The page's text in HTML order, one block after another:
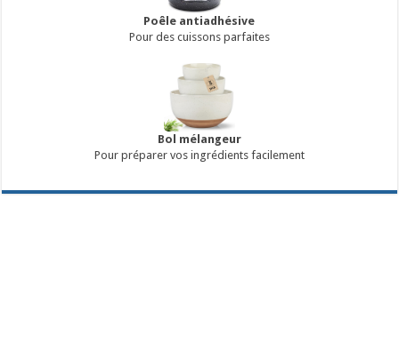
Poêle antiadhésive
Pour des cuissons parfaites
Bol mélangeur
Pour préparer vos ingrédients facilement